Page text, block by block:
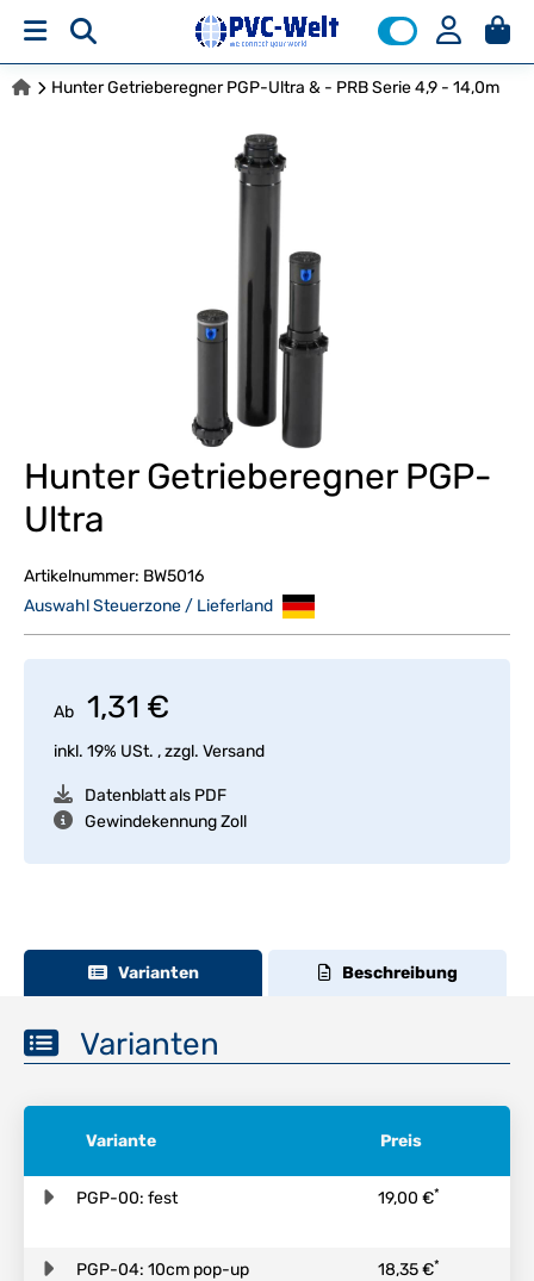
Hunter Getrieberegner PGP-Ultra & - PRB Serie 4,9 - 14,0m
Hunter Getrieberegner PGP-
Ultra
Artikelnummer: BW5016
Auswahl Steuerzone / Lieferland
Ab 1,31 €
inkl. 19% USt. , zzgl. Versand
Datenblatt als PDF
Gewindekennung Zoll
Varianten Beschreibung
Varianten
Variante Preis
PGP-00: fest 19,00 €*
PGP-04: 10cm pop-up 18,35 €*